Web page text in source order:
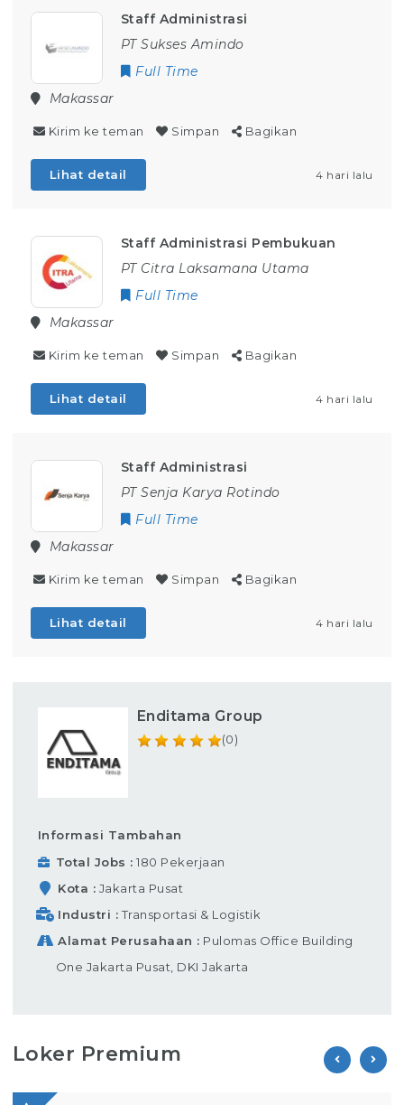
Staff Administrasi
PT Sukses Amindo
Full Time
Makassar
Kirim ke teman Simpan Bagikan
Lihat detail 4 hari lalu
Staff Administrasi Pembukuan
PT Citra Laksamana Utama
Full Time
Makassar
Kirim ke teman Simpan Bagikan
Lihat detail 4 hari lalu
Staff Administrasi
PT Senja Karya Rotindo
Full Time
Makassar
Kirim ke teman Simpan Bagikan
Lihat detail 4 hari lalu
Enditama Group
(0)
Informasi Tambahan
Total Jobs
180 Pekerjaan
Kota
Jakarta Pusat
Industri
Transportasi & Logistik
Alamat Perusahaan
Pulomas Office Building
One Jakarta Pusat, DKI Jakarta
Loker Premium